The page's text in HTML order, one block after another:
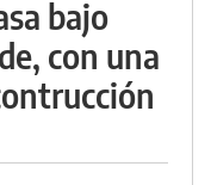
bajo
con una